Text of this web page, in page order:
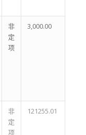
非
定
项
3,000.00
非
定
项
121255.01